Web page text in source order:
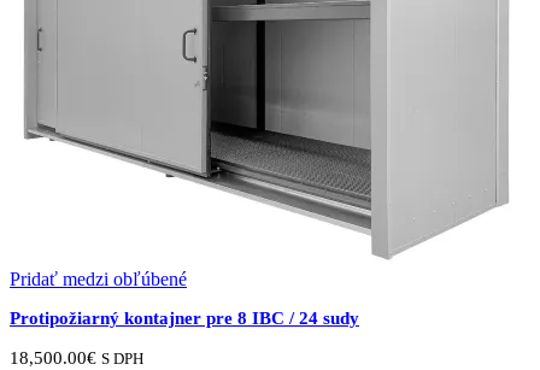
Pridať medzi obľúbené
Protipožiarný kontajner pre 8 IBC / 24 sudy
18,500.00€ S DPH